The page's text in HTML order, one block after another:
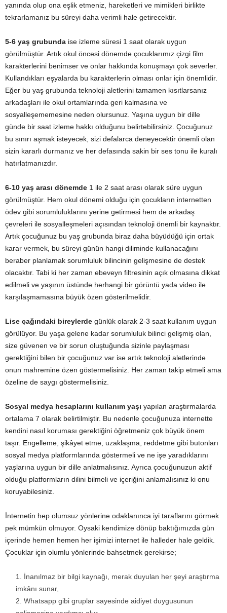
yanında olup ona eşlik etmeniz, hareketleri ve mimikleri birlikte
tekrarlamanız bu süreyi daha verimli hale getirecektir.
5-6 yaş grubunda ise izleme süresi 1 saat olarak uygun
görülmüştür. Artık okul öncesi dönemde çocuklarımız çizgi film
karakterlerini benimser ve onlar hakkında konuşmayı çok severler.
Kullandıkları eşyalarda bu karakterlerin olması onlar için önemlidir.
Eğer bu yaş grubunda teknoloji aletlerini tamamen kısıtlarsanız
arkadaşları ile okul ortamlarında geri kalmasına ve
sosyalleşememesine neden olursunuz. Yaşına uygun bir dille
günde bir saat izleme hakkı olduğunu belirtebilirsiniz. Çocuğunuz
bu sınırı aşmak isteyecek, sizi defalarca deneyecektir önemli olan
sizin kararlı durmanız ve her defasında sakin bir ses tonu ile kuralı
hatırlatmanızdır.
6-10 yaş arası dönemde 1 ile 2 saat arası olarak süre uygun
görülmüştür. Hem okul dönemi olduğu için çocukların internetten
ödev gibi sorumluluklarını yerine getirmesi hem de arkadaş
çevreleri ile sosyalleşmeleri açısından teknoloji önemli bir kaynaktır.
Artık çocuğunuz bu yaş grubunda biraz daha büyüdüğü için ortak
karar vermek, bu süreyi günün hangi diliminde kullanacağını
beraber planlamak sorumluluk bilincinin gelişmesine de destek
olacaktır. Tabi ki her zaman ebeveyn filtresinin açık olmasına dikkat
edilmeli ve yaşının üstünde herhangi bir görüntü yada video ile
karşılaşmamasına büyük özen gösterilmelidir.
Lise çağındaki bireylerde günlük olarak 2-3 saat kullanım uygun
görülüyor. Bu yaşa gelene kadar sorumluluk bilinci gelişmiş olan,
size güvenen ve bir sorun oluştuğunda sizinle paylaşması
gerektiğini bilen bir çocuğunuz var ise artık teknoloji aletlerinde
onun mahremine özen göstermelisiniz. Her zaman takip etmeli ama
özeline de saygı göstermelisiniz.
Sosyal medya hesaplarını kullanım yaşı yapılan araştırmalarda
ortalama 7 olarak belirtilmiştir. Bu nedenle çocuğunuza internette
kendini nasıl koruması gerektiğini öğretmeniz çok büyük önem
taşır. Engelleme, şikâyet etme, uzaklaşma, reddetme gibi butonları
sosyal medya platformlarında göstermeli ve ne işe yaradıklarını
yaşlarına uygun bir dille anlatmalısınız. Ayrıca çocuğunuzun aktif
olduğu platformların dilini bilmeli ve içeriğini anlamalısınız ki onu
koruyabilesiniz.
İnternetin hep olumsuz yönlerine odaklanınca iyi taraflarını görmek
pek mümkün olmuyor. Oysaki kendimize dönüp baktığımızda gün
içerinde hemen hemen her işimizi internet ile halleder hale geldik.
Çocuklar için olumlu yönlerinde bahsetmek gerekirse;
İnanılmaz bir bilgi kaynağı, merak duyulan her şeyi araştırma
imkânı sunar,
Whatsapp gibi gruplar sayesinde aidiyet duygusunun